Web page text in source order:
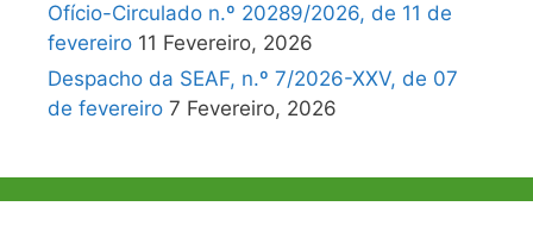
Ofício-Circulado n.º 20289/2026, de 11 de
fevereiro 11 Fevereiro, 2026
Despacho da SEAF, n.º 7/2026-XXV, de 07
de fevereiro 7 Fevereiro, 2026